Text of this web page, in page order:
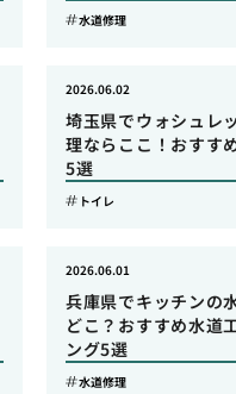
水道修理
埼玉県でウォシュレ
理ならここ！おすす
5選
2026.06.02
トイレ
兵庫県でキッチンの
どこ？おすすめ水道
ング5選
2026.06.01
水道修理